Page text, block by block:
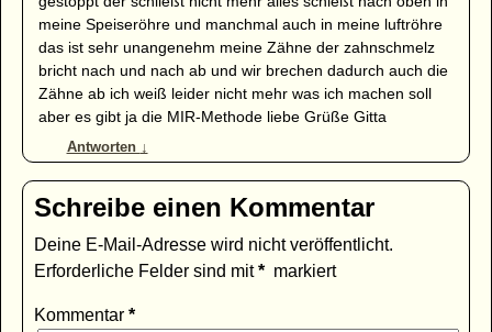
meine Speiseröhre und manchmal auch in meine luftröhre
das ist sehr unangenehm meine Zähne der zahnschmelz
bricht nach und nach ab und wir brechen dadurch auch die
Zähne ab ich weiß leider nicht mehr was ich machen soll
aber es gibt ja die MIR-Methode liebe Grüße Gitta
Antworten ↓
Schreibe einen Kommentar
Deine E-Mail-Adresse wird nicht veröffentlicht.
Erforderliche Felder sind mit* markiert
Kommentar *